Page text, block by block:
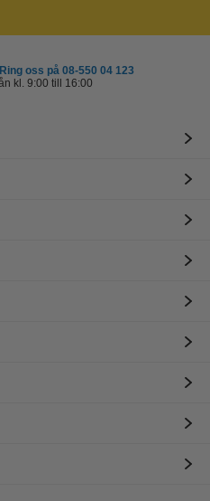
oss på 08-550 04 123
kl. 9:00 till 16:00